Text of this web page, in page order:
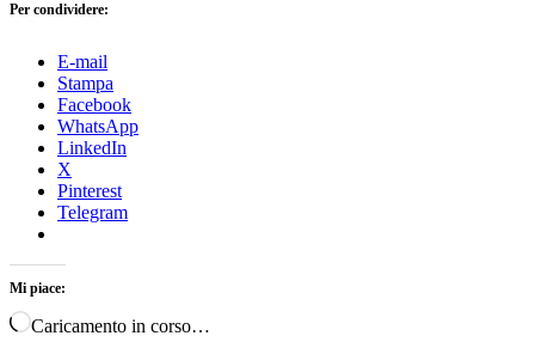
Per condividere:
E-mail
Stampa
Facebook
WhatsApp
LinkedIn
X
Pinterest
Telegram
Mi piace:
Caricamento in corso…